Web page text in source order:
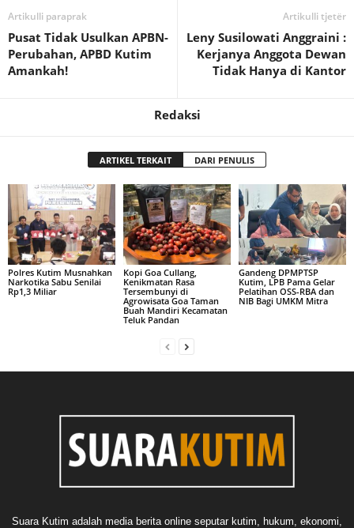
Artikulli paraprak
Pusat Tidak Usulkan APBN-
Perubahan, APBD Kutim
Amankah!
Artikulli tjetër
Leny Susilowati Anggraini :
Kerjanya Anggota Dewan
Tidak Hanya di Kantor
Redaksi
ARTIKEL TERKAIT DARI PENULIS
Polres Kutim Musnahkan
Narkotika Sabu Senilai
Rp1,3 Miliar
Kopi Goa Cullang,
Kenikmatan Rasa
Tersembunyi di
Agrowisata Goa Taman
Buah Mandiri Kecamatan
Teluk Pandan
Gandeng DPMPTSP
Kutim, LPB Pama Gelar
Pelatihan OSS-RBA dan
NIB Bagi UMKM Mitra
Suara Kutim adalah media berita online seputar kutim, hukum, ekonomi,